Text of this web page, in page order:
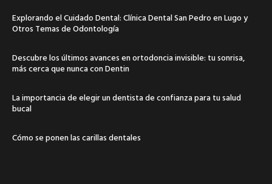
Explorando el Cuidado Dental: Clínica Dental San Pedro en Lugo y
Otros Temas de Odontología
Descubre los últimos avances en ortodoncia invisible: tu sonrisa,
más cerca que nunca con Dentin
La importancia de elegir un dentista de confianza para tu salud
bucal
Cómo se ponen las carillas dentales